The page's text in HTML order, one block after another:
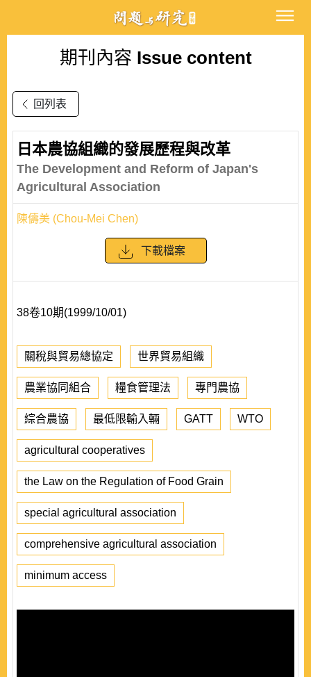
期刊內容 Issue content
回列表
日本農協組織的發展歷程與改革
The Development and Reform of Japan's
Agricultural Association
陳儔美 (Chou-Mei Chen)
下載檔案
38卷10期(1999/10/01)
關稅與貿易總協定 世界貿易組織
農業協同組合 糧食管理法 專門農協
綜合農協 最低限輸入輛 GATT WTO
agricultural cooperatives
the Law on the Regulation of Food Grain
special agricultural association
comprehensive agricultural association
minimum access